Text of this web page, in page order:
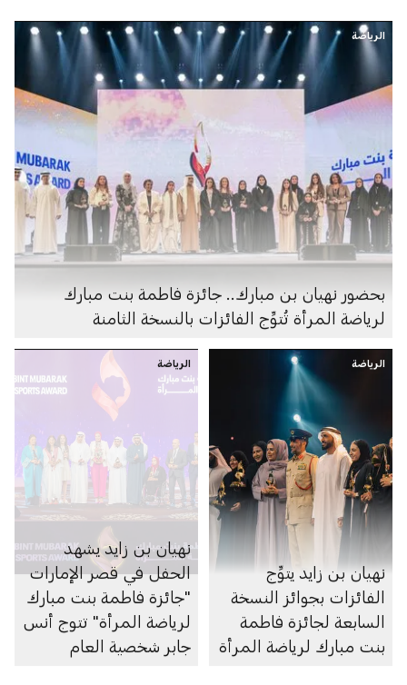
الرياضة
بحضور نهيان بن مبارك.. جائزة فاطمة بنت مبارك
لرياضة المرأة تُتوِّج الفائزات بالنسخة الثامنة
الرياضة
نهيان بن زايد يتوِّج
الفائزات بجوائز النسخة
السابعة لجائزة فاطمة
بنت مبارك لرياضة المرأة
الرياضة
نهيان بن زايد يشهد
الحفل في قصر الإمارات
"جائزة فاطمة بنت مبارك
لرياضة المرأة" تتوج أنس
جابر شخصية العام